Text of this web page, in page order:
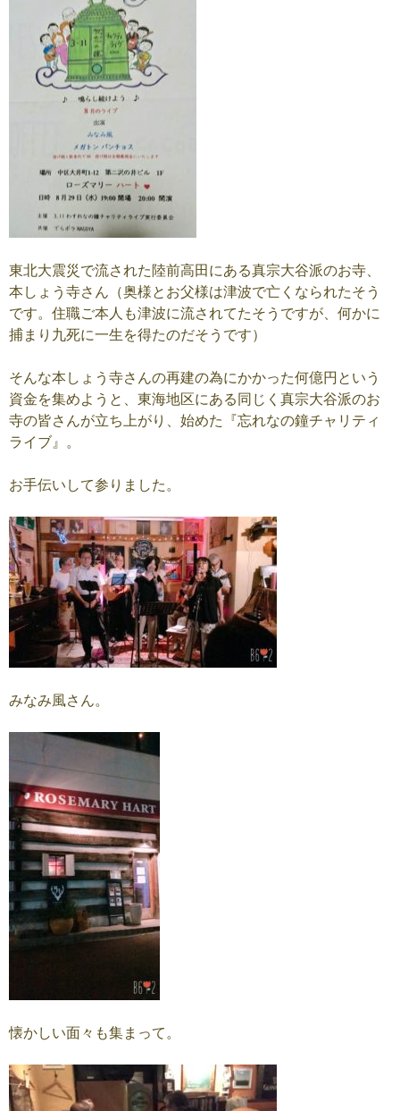
東北大震災で流された陸前高田にある真宗大谷派のお寺、
本しょう寺さん（奥様とお父様は津波で亡くなられたそう
です。住職ご本人も津波に流されてたそうですが、何かに
捕まり九死に一生を得たのだそうです）
そんな本しょう寺さんの再建の為にかかった何億円という
資金を集めようと、東海地区にある同じく真宗大谷派のお
寺の皆さんが立ち上がり、始めた『忘れなの鐘チャリティ
ライブ』。
お手伝いして参りました。
みなみ風さん。
懐かしい面々も集まって。